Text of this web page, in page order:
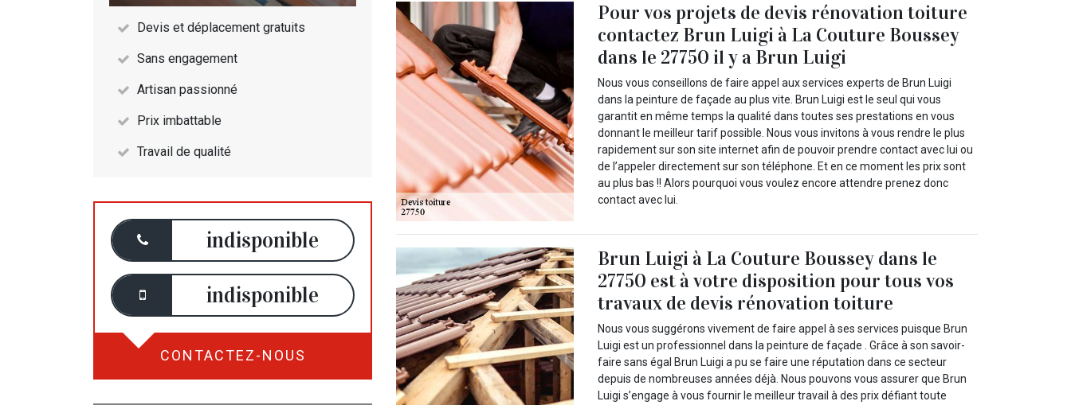
Devis et déplacement gratuits
Sans engagement
Artisan passionné
Prix imbattable
Travail de qualité
indisponible
indisponible
CONTACTEZ-NOUS
Pour vos projets de devis rénovation toiture
contactez Brun Luigi à La Couture Boussey
dans le 27750 il y a Brun Luigi
Nous vous conseillons de faire appel aux services experts de Brun Luigi
dans la peinture de façade au plus vite. Brun Luigi est le seul qui vous
garantit en même temps la qualité dans toutes ses prestations en vous
donnant le meilleur tarif possible. Nous vous invitons à vous rendre le plus
rapidement sur son site internet afin de pouvoir prendre contact avec lui ou
de l’appeler directement sur son téléphone. Et en ce moment les prix sont
au plus bas !! Alors pourquoi vous voulez encore attendre prenez donc
contact avec lui.
Brun Luigi à La Couture Boussey dans le
27750 est à votre disposition pour tous vos
travaux de devis rénovation toiture
Nous vous suggérons vivement de faire appel à ses services puisque Brun
Luigi est un professionnel dans la peinture de façade . Grâce à son savoir-
faire sans égal Brun Luigi a pu se faire une réputation dans ce secteur
depuis de nombreuses années déjà. Nous pouvons vous assurer que Brun
Luigi s’engage à vous fournir le meilleur travail à des prix défiant toute